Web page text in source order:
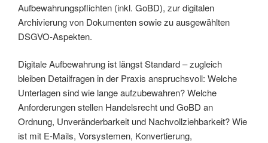
Aufbewahrungspflichten (inkl. GoBD), zur digitalen
Archivierung von Dokumenten sowie zu ausgewählten
DSGVO-Aspekten.
Digitale Aufbewahrung ist längst Standard – zugleich
bleiben Detailfragen in der Praxis anspruchsvoll: Welche
Unterlagen sind wie lange aufzubewahren? Welche
Anforderungen stellen Handelsrecht und GoBD an
Ordnung, Unveränderbarkeit und Nachvollziehbarkeit? Wie
ist mit E-Mails, Vorsystemen, Konvertierung,